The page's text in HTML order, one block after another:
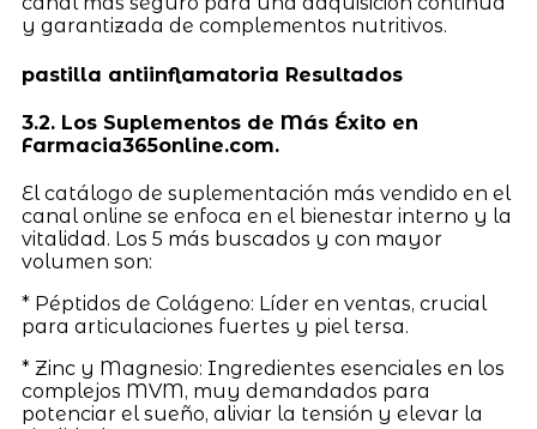
y garantizada de complementos nutritivos.
pastilla antiinflamatoria Resultados
3.2. Los Suplementos de Más Éxito en
Farmacia365online.com.
El catálogo de suplementación más vendido en el
canal online se enfoca en el bienestar interno y la
vitalidad. Los 5 más buscados y con mayor
volumen son:
* Péptidos de Colágeno: Líder en ventas, crucial
para articulaciones fuertes y piel tersa.
* Zinc y Magnesio: Ingredientes esenciales en los
complejos MVM, muy demandados para
potenciar el sueño, aliviar la tensión y elevar la